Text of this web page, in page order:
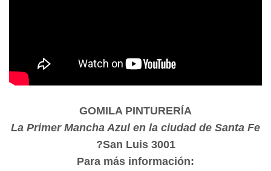
GOMILA PINTURERÍA
La Primer Mancha Azul en la ciudad de Santa Fe
?San Luis 3001
Para más información: